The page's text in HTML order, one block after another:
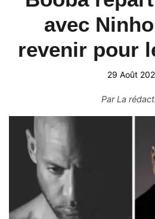
avec
revenir pour
29 Août
ParLa